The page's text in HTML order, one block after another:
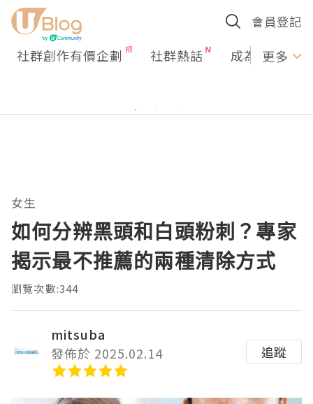
會員登記
社群創作有價企劃 社群熱話 成為U更多
女生
如何分辨黑頭和白頭粉刺？專家
揭示最不推薦的兩種清除方式
瀏覽次數:344
mitsuba
發佈於 2025.02.14
追蹤